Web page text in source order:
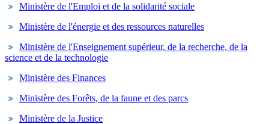
Ministère de l'Emploi et de la solidarité sociale
Ministère de l'énergie et des ressources naturelles
Ministère de l'Enseignement supérieur, de la recherche, de la
science et de la technologie
Ministère des Finances
Ministère des Forêts, de la faune et des parcs
Ministère de la Justice